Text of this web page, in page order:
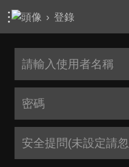
› 登錄
安全提問(未設定請